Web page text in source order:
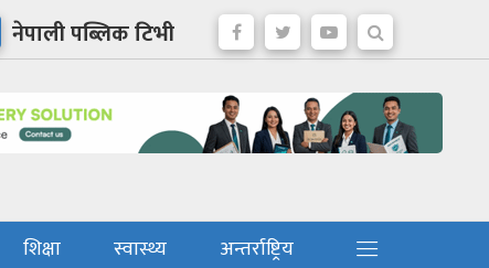
नेपाली पब्लिक टिभी
शिक्षा स्वास्थ्य
अन्तर्राष्ट्रिय